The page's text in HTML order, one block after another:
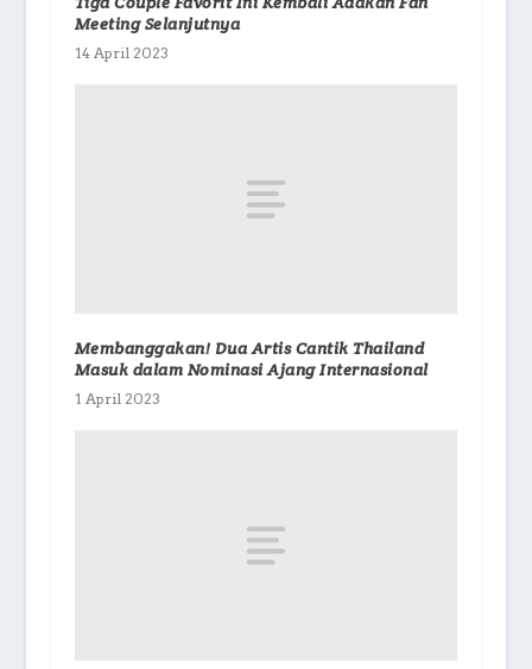
Meeting Selanjutnya
14 April 2023
Membanggakan! Dua Artis Cantik Thailand
Masuk dalam Nominasi Ajang Internasional
1 April 2023